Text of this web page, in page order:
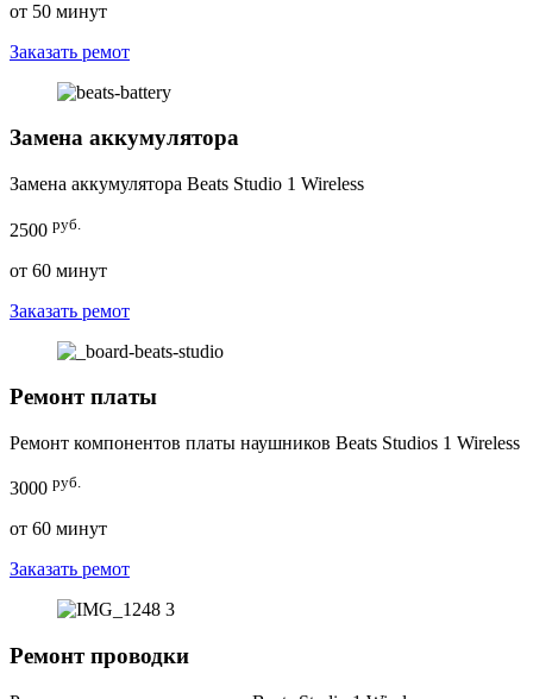
от 50 минут
Заказать ремот
Замена аккумулятора
Замена аккумулятора Beats Studio 1 Wireless
2500 руб.
от 60 минут
Заказать ремот
Ремонт платы
Ремонт компонентов платы наушников Beats Studios 1 Wireless
3000 руб.
от 60 минут
Заказать ремот
Ремонт проводки